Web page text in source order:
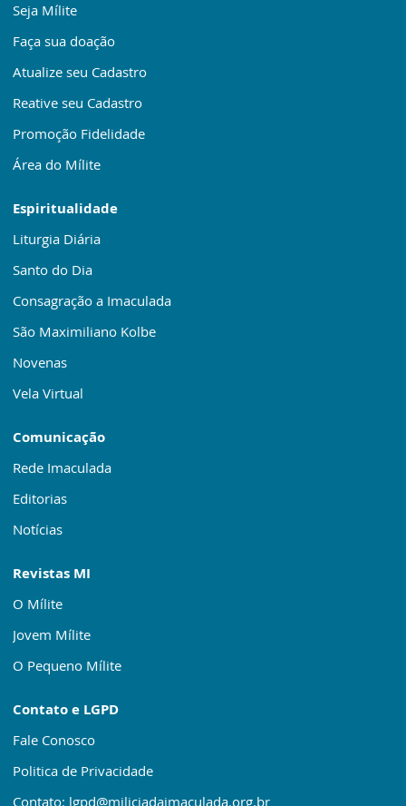
Seja Mílite
Faça sua doação
Atualize seu Cadastro
Reative seu Cadastro
Promoção Fidelidade
Área do Mílite
Espiritualidade
Liturgia Diária
Santo do Dia
Consagração a Imaculada
São Maximiliano Kolbe
Novenas
Vela Virtual
Comunicação
Rede Imaculada
Editorias
Notícias
Revistas MI
O Mílite
Jovem Mílite
O Pequeno Mílite
Contato e LGPD
Fale Conosco
Politica de Privacidade
Contato: lgpd@miliciadaimaculada.org.br